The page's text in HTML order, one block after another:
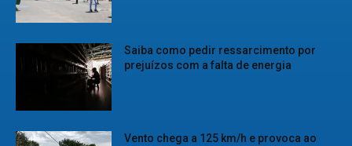
Saiba como pedir ressarcimento por
prejuízos com a falta de energia
Vento chega a 125 km/h e provoca ao